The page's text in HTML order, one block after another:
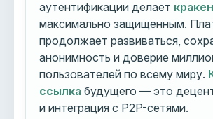
аутентификации делает
максимально защищенным.
продолжает развиваться,
анонимность и доверие
пользователей по всему миру.
ссылка будущего — это
и интеграция с P2P-сетями.